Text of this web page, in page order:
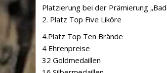
Platzierung bei der Prämierung
2. Platz Top Five Liköre
4.Platz Top Ten Brände
4 Ehrenpreise
32 Goldmedaillen